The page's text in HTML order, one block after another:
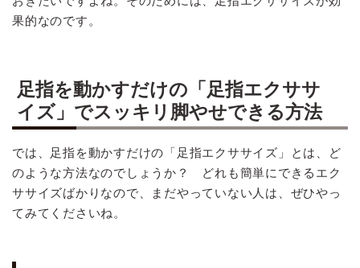
果的なのです。
足指を動かすだけの「足指エクササ
イズ」でスッキリ脚やせできる方法
では、足指を動かすだけの「足指エクササイズ」とは、ど
のような方法なのでしょうか？ どれも簡単にできるエク
ササイズばかりなので、まだやっていない人は、ぜひやっ
てみてくださいね。